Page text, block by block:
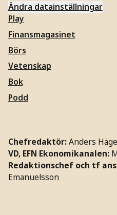
Ändra datainställningar
Play
Finansmagasinet
Börs
Vetenskap
Bok
Podd
Chefredaktör:Anders
VD, EFN Ekonomikanalen:
Redaktionschef och tf
Emanuelsson